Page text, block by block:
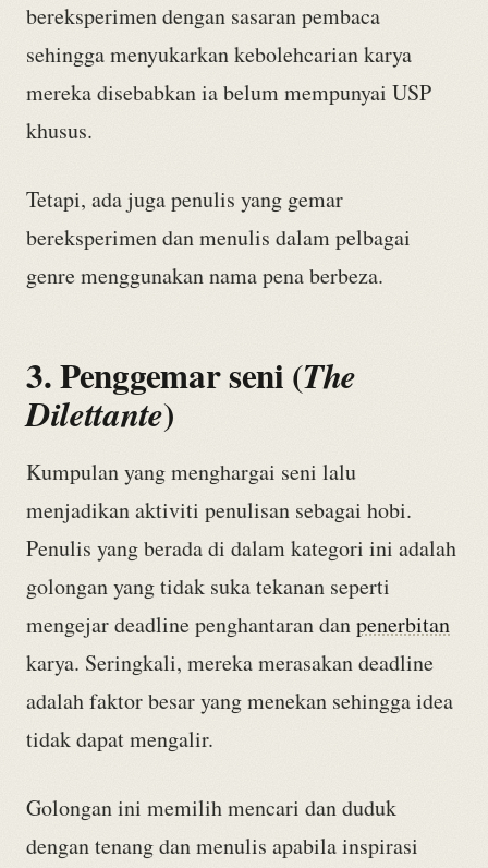
bereksperimen dengan sasaran pembaca
sehingga menyukarkan kebolehcarian karya
mereka disebabkan ia belum mempunyai USP
khusus.
Tetapi, ada juga penulis yang gemar
bereksperimen dan menulis dalam pelbagai
genre menggunakan nama pena berbeza.
3. Penggemar seni(The
Dilettante)
Kumpulan yang menghargai seni lalu
menjadikan aktiviti penulisan sebagai hobi.
Penulis yang berada di dalam kategori ini adalah
golongan yang tidak suka tekanan seperti
mengejar deadline penghantaran danpenerbitan
karya. Seringkali, mereka merasakan deadline
adalah faktor besar yang menekan sehingga idea
tidak dapat mengalir.
Golongan ini memilih mencari dan duduk
dengan tenang dan menulis apabila inspirasi